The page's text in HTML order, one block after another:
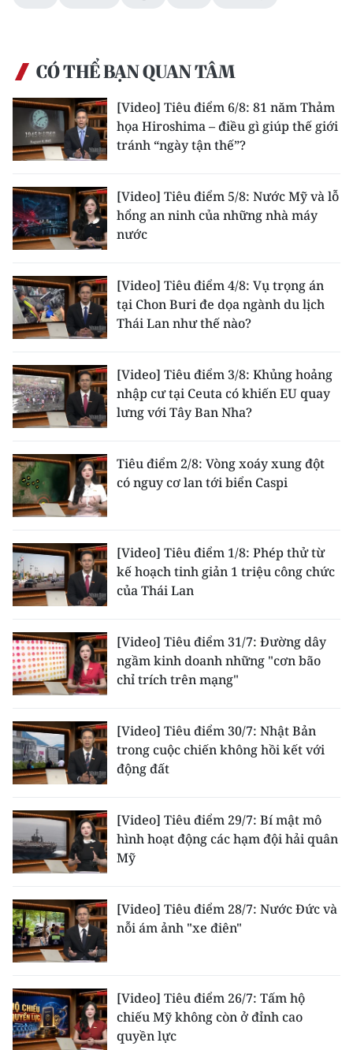
Media Thế giới
Media Thể thao
Media Giáo dục
Media Khoa học - Công nghệ
Media Môi trường
Ảnh
Infographic
TIN ĐỊA PHƯƠNG
Trung du và miền núi phía Bắc
Đồng bằng sông Hồng
Bắc Trung Bộ
Nguyên
Đông Nam Bộ
Chuyên trang Hà Nội
Chuyên trang TP. Hồ Chí Minh
CHUYÊN ĐỀ
CÁC CHUYÊN TRANG
VỀ BÁO NHÂN DÂN
THỜI NAY
NHÂN DÂN CUỐI TUẦN
NHÂN DÂN HẰNG THÁNG
ĐỌC BÁO IN
CÓ THỂ BẠN QUAN TÂM
[Video] Tiêu điểm 6/8: 81 năm Thảm
họa Hiroshima – điều gì giúp thế giới
tránh “ngày tận thế”?
[Video] Tiêu điểm 5/8: Nước Mỹ và lỗ
hổng an ninh của những nhà máy
nước
[Video] Tiêu điểm 4/8: Vụ trọng án
tại Chon Buri đe dọa ngành du lịch
Thái Lan như thế nào?
[Video] Tiêu điểm 3/8: Khủng hoảng
nhập cư tại Ceuta có khiến EU quay
lưng với Tây Ban Nha?
Tiêu điểm 2/8: Vòng xoáy xung đột
có nguy cơ lan tới biển Caspi
[Video] Tiêu điểm 1/8: Phép thử từ
kế hoạch tinh giản 1 triệu công chức
của Thái Lan
[Video] Tiêu điểm 31/7: Đường dây
ngầm kinh doanh những "cơn bão
chỉ trích trên mạng"
[Video] Tiêu điểm 30/7: Nhật Bản
trong cuộc chiến không hồi kết với
động đất
[Video] Tiêu điểm 29/7: Bí mật mô
hình hoạt động các hạm đội hải quân
Mỹ
[Video] Tiêu điểm 28/7: Nước Đức và
nỗi ám ảnh "xe điên"
[Video] Tiêu điểm 26/7: Tấm hộ
chiếu Mỹ không còn ở đỉnh cao
quyền lực